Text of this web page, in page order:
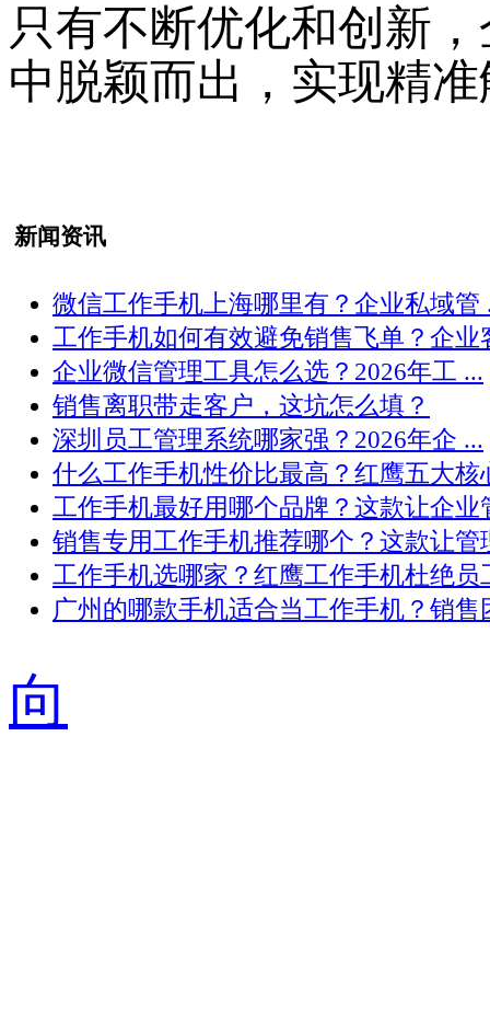
只有不断优化和创新
中脱颖而出，实现精
新闻资讯
微信工作手机上海哪里有？企业私域管
工作手机如何有效避免销售飞单？企业
企业微信管理工具怎么选？2026年工 ...
销售离职带走客户，这坑怎么填？
深圳员工管理系统哪家强？2026年企 ...
什么工作手机性价比最高？红鹰五大核
工作手机最好用哪个品牌？这款让企业
销售专用工作手机推荐哪个？这款让管
工作手机选哪家？红鹰工作手机杜绝员
广州的哪款手机适合当工作手机？销售
向